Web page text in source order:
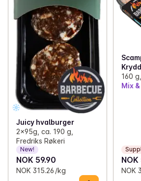
Juicy hvalburger
2x95g, ca. 190 g,
Fredriks Røkeri
New!
NOK 59.90
NOK 315.26 /kg
160
Mix
NOK
NOK